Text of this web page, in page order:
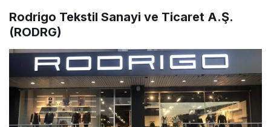
Rodrigo Tekstil Sanayi ve Ticaret A.Ş.
(RODRG)